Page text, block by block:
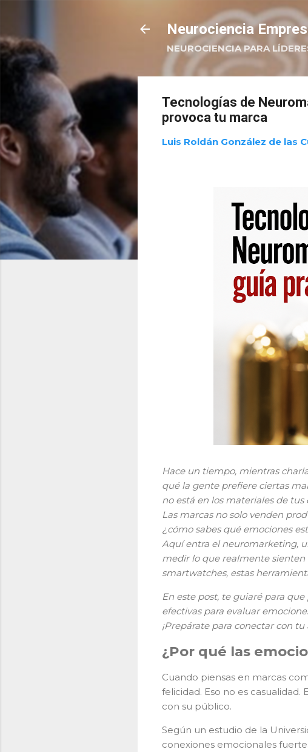
Neurociencia
NEUROCIENCIA PARA
Tecnologías de
provoca tu marca
Luis Roldán González de las
Hace un tiempo, mientras
qué la gente prefiere ciertas
no está en los materiales de
Las marcas no solo venden
¿cómo sabes qué emociones
Aquí entra el neuromarketing,
medir lo que realmente sienten
smartwatches, estas
En este post, te guiaré para
efectivas para evaluar
¡Prepárate para conectar con
¿Por qué las
Cuando piensas en marcas
felicidad. Eso no es
con su público.
Según un estudio de la
conexiones emocionales